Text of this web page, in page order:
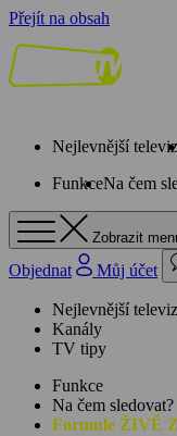
Přejít na obsah
Nejlevnější
FunkceNa čem
Zobrazit
Objednat Můj účet
Nejlevnější
Kanály
TV tipy
Funkce
Na čem sledovat?
Formule ŽIVĚ